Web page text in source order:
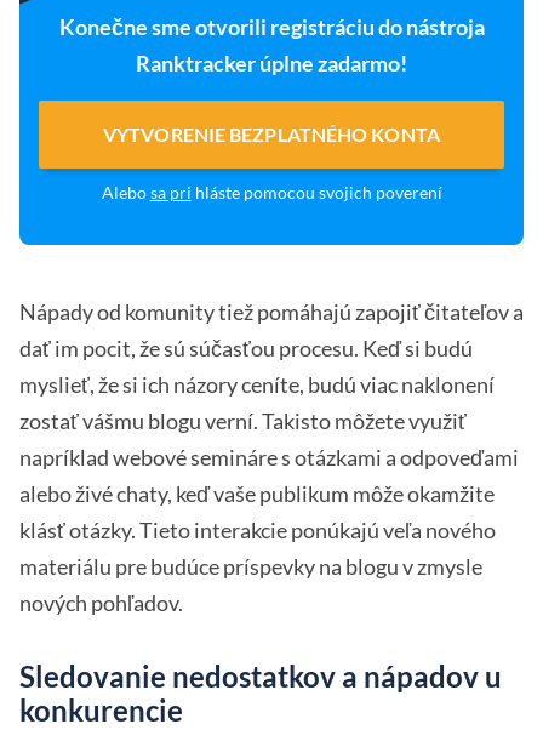
Konečne sme otvorili registráciu do nástroja
Ranktracker úplne zadarmo!
VYTVORENIE BEZPLATNÉHO KONTA
Alebosa pri hláste pomocou svojich poverení
Nápady od komunity tiež pomáhajú zapojiť čitateľov a
dať im pocit, že sú súčasťou procesu. Keď si budú
myslieť, že si ich názory ceníte, budú viac naklonení
zostať vášmu blogu verní. Takisto môžete využiť
napríklad webové semináre s otázkami a odpoveďami
alebo živé chaty, keď vaše publikum môže okamžite
klásť otázky. Tieto interakcie ponúkajú veľa nového
materiálu pre budúce príspevky na blogu v zmysle
nových pohľadov.
Sledovanie nedostatkov a nápadov u
konkurencie